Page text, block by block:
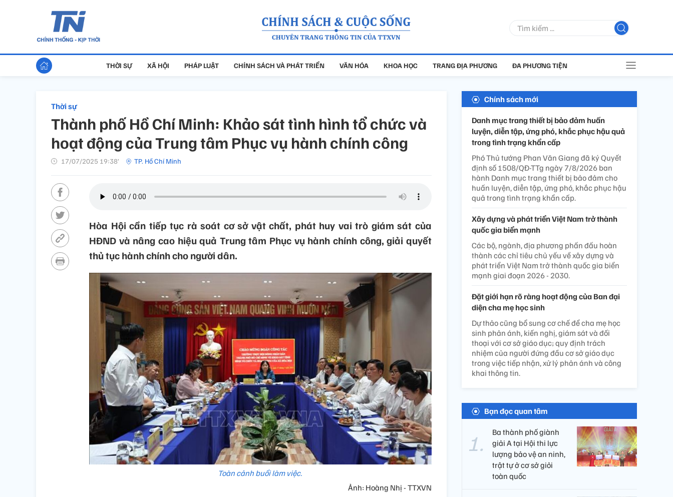
THỜI SỰ XÃ HỘI PHÁP LUẬT CHÍNH SÁCH VÀ PHÁT TRIỂN VĂN HÓA KHOA HỌC TRANG ĐỊA PHƯƠNG ĐA PHƯƠNG TIỆN
Thời sự
Thành phố Hồ Chí Minh: Khảo sát tình hình tổ chức và
hoạt động của Trung tâm Phục vụ hành chính công
17/07/2025 19:38’ TP. Hồ Chí Minh
Hòa Hội cần tiếp tục rà soát cơ sở vật chất, phát huy vai trò giám sát của
HĐND và nâng cao hiệu quả Trung tâm Phục vụ hành chính công, giải quyết
thủ tục hành chính cho người dân.
Toàn cảnh buổi làm việc.
Ảnh: Hoàng Nhị - TTXVN
Chính sách mới
Danh mục trang thiết bị bảo đảm huấn
luyện, diễn tập, ứng phó, khắc phục hậu quả
trong tình trạng khẩn cấp
Phó Thủ tướng Phan Văn Giang đã ký Quyết
định số 1508/QĐ-TTg ngày 7/8/2026 ban
hành Danh mục trang thiết bị bảo đảm cho
huấn luyện, diễn tập, ứng phó, khắc phục hậu
quả trong tình trạng khẩn cấp.
Xây dựng và phát triển Việt Nam trở thành
quốc gia biển mạnh
Các bộ, ngành, địa phương phấn đấu hoàn
thành các chỉ tiêu chủ yếu về xây dựng và
phát triển Việt Nam trở thành quốc gia biển
mạnh giai đoạn 2026 - 2030.
Đặt giới hạn rõ ràng hoạt động của Ban đại
diện cha mẹ học sinh
Dự thảo cũng bổ sung cơ chế để cha mẹ học
sinh phản ánh, kiến nghị, giám sát và đối
thoại với cơ sở giáo dục; quy định trách
nhiệm của người đứng đầu cơ sở giáo dục
trong việc tiếp nhận, xử lý phản ánh và công
khai thông tin.
Bạn đọc quan tâm
Ba thành phố giành
giải A tại Hội thi lực
lượng bảo vệ an ninh,
trật tự ở cơ sở giỏi
toàn quốc